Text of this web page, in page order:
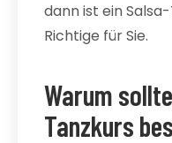
dann ist ein
Richtige für Sie.
Warum
Tanzkurs